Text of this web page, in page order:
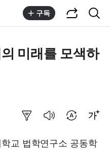
구독
미래를 모색하
교 법학연구소 공동학